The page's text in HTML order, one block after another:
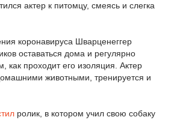
актер к питомцу, смеясь и слегка
коронавируса Шварценеггер
оставаться дома и регулярно
как проходит его изоляция. Актер
животными, тренируется и
ролик, в котором учил свою собаку